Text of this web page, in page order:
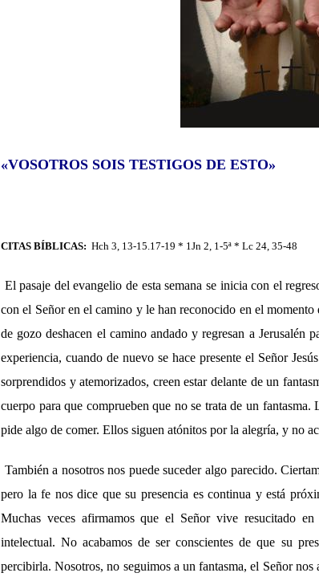
«VOSOTROS SOIS TESTIGOS DE ESTO»
CITAS BÍBLICAS: Hch 3, 13-15.17-19 * 1Jn 2, 1-5ª * Lc 24, 35-48
El pasaje del evangelio de esta semana se inicia con el
con el Señor en el camino y le han reconocido en el
de gozo deshacen el camino andado y regresan a Jerusalén
experiencia, cuando de nuevo se hace presente el Señor
sorprendidos y atemorizados, creen estar delante de un
cuerpo para que comprueben que no se trata de un
pide algo de comer. Ellos siguen atónitos por la alegría, y no
También a nosotros nos puede suceder algo parecido.
pero la fe nos dice que su presencia es continua y está
Muchas veces afirmamos que el Señor vive resucitado
intelectual. No acabamos de ser conscientes de que su
percibirla. Nosotros, no seguimos a un fantasma, el Señor